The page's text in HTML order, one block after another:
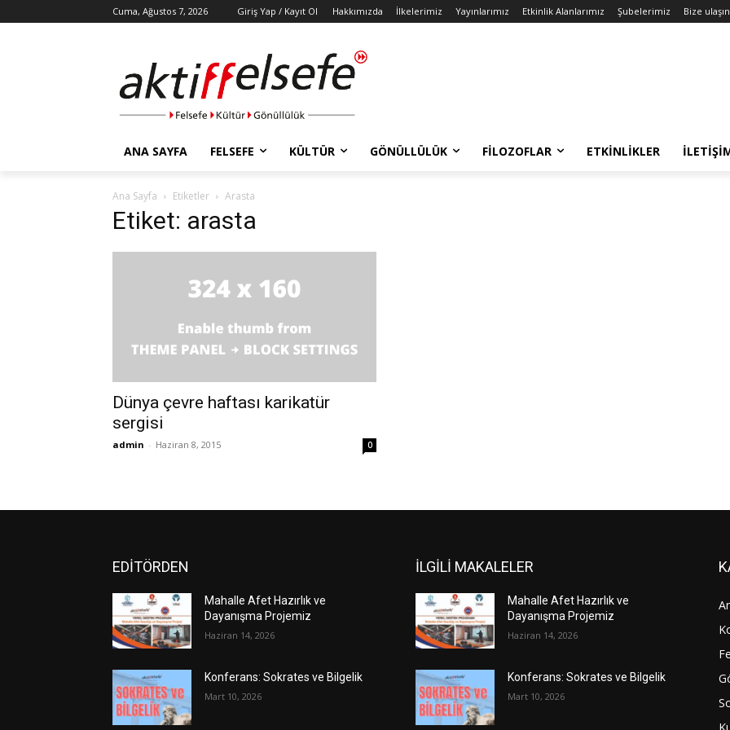
Cuma, Ağustos 7, 2026 Giriş Yap / Kayıt Ol Hakkımızda İlkelerimiz Yayınlarımız Etkinlik Alanlarımız Şubelerimiz Bize ulaşın
ANA SAYFA FELSEFE KÜLTÜR GÖNÜLLÜLÜK FILOZOFLAR ETKINLIKLER
Ana Sayfa Etiketler Arasta
Etiket: arasta
Dünya çevre haftası karikatür
sergisi
admin - Haziran 8, 2015 0
EDİTÖRDEN
Mahalle Afet Hazırlık ve
Dayanışma Projemiz
Haziran 14, 2026
Konferans: Sokrates ve Bilgelik
Mart 10, 2026
İLGİLİ MAKALELER
Mahalle Afet Hazırlık ve
Dayanışma Projemiz
Haziran 14, 2026
Konferans: Sokrates ve Bilgelik
Mart 10, 2026